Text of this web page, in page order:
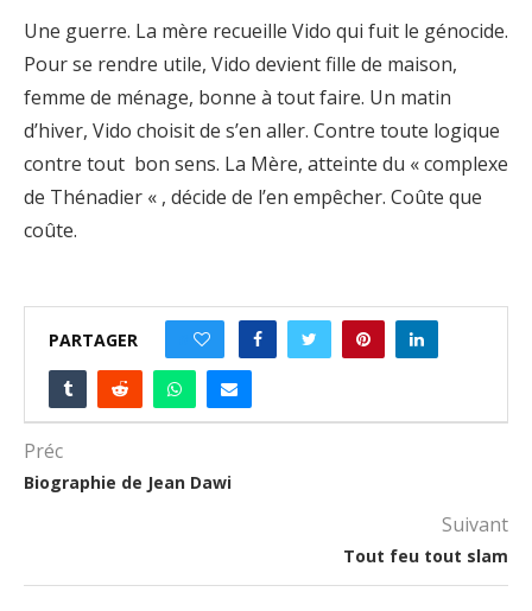
Une guerre. La mère recueille Vido qui fuit le génocide.
Pour se rendre utile, Vido devient fille de maison,
femme de ménage, bonne à tout faire. Un matin
d’hiver, Vido choisit de s’en aller. Contre toute logique
contre tout bon sens. La Mère, atteinte du « complexe
de Thénadier « , décide de l’en empêcher. Coûte que
coûte.
PARTAGER
Préc
Biographie de Jean Dawi
Suivant
Tout feu tout slam